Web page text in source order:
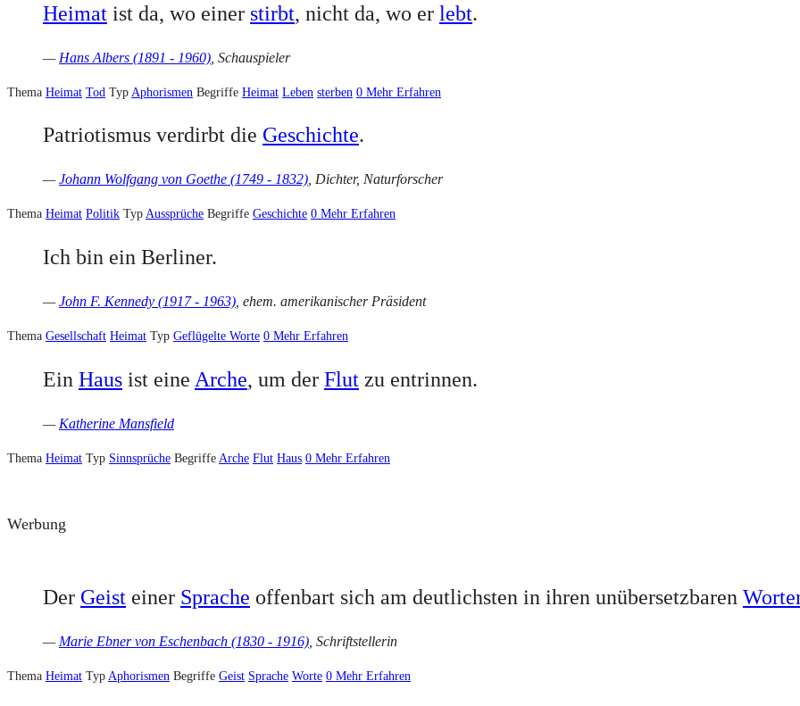
Heimat ist da, wo einer stirbt, nicht da, wo er lebt.
— Hans Albers (1891 - 1960) , Schauspieler
Thema Heimat Tod Typ Aphorismen Begriffe Heimat Leben sterben 0 Mehr Erfahren
Patriotismus verdirbt die Geschichte.
—Johann Wolfgang von Goethe (1749 - 1832) , Dichter, Naturforscher
Thema Heimat Politik Typ Aussprüche Begriffe Geschichte 0 Mehr Erfahren
Ich bin ein Berliner.
—John F. Kennedy (1917 - 1963) , ehem. amerikanischer Präsident
Thema Gesellschaft Heimat Typ Geflügelte Worte 0 Mehr Erfahren
Ein Haus ist eine Arche, um der Flut zu entrinnen.
— Katherine Mansfield
Thema Heimat Typ Sinnsprüche Begriffe Arche Flut Haus 0 Mehr Erfahren
Werbung
Der Geist einer Sprache offenbart sich am deutlichsten in ihren unübersetzbaren
— Marie Ebner von Eschenbach (1830 - 1916) , Schriftstellerin
Thema Heimat Typ Aphorismen Begriffe Geist Sprache Worte 0 Mehr Erfahren